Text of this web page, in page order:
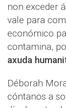
non exceder
vale para
económico
contamina,
axuda
Déborah
cóntanos a